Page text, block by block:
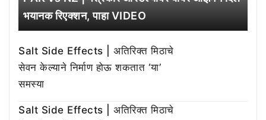
भयानक रिएक्शन, पाहा VIDEO
Salt Side Effects | अतिरिक्त मिठाचे
सेवन केल्याने निर्माण होऊ शकतात ‘या’
समस्या
Salt Side Effects | अतिरिक्त मिठाचे